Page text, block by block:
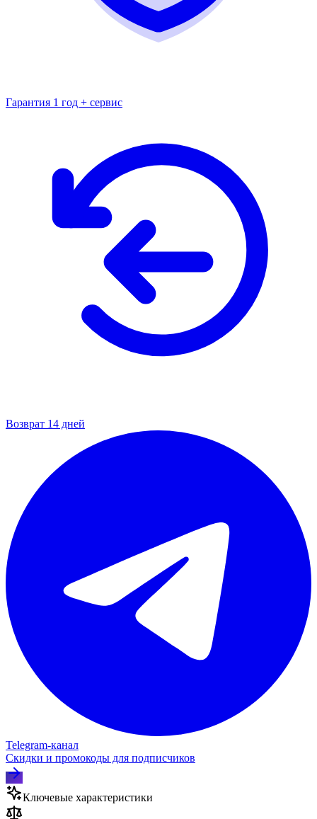
Гарантия 1 год + сервис
Возврат 14 дней
Telegram‑канал
Скидки и промокоды для подписчиков
Ключевые характеристики